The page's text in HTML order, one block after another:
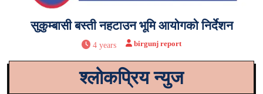
सुकुम्बासी बस्ती नहटाउन भूमि आयोगको निर्देशन
4 years birgunj report
श्लोकप्रिय न्युज